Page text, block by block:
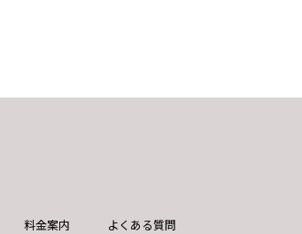
料金案内
よくある質問